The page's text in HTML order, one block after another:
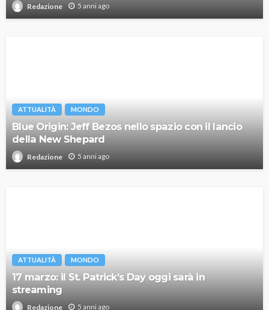
Redazione 5 anni ago
ATTUALITÀ MONDO
Blue Origin: Jeff Bezos nello spazio con il lancio
della New Shepard
Redazione 5 anni ago
ATTUALITÀ MONDO
17 marzo: il St. Patrick’s Day oggi sarà in
streaming
Redazione 5 anni ago